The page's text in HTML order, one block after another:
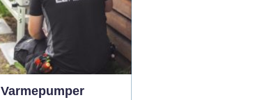
Varmepumper